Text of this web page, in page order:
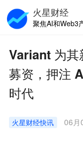
Variant 为其
募资，押注
时代
火星财经快讯 06月
火星财经
聚焦AI和Web3